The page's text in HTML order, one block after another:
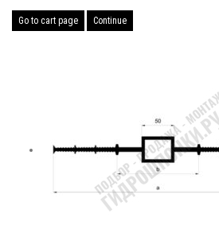
Go to cart page Continue